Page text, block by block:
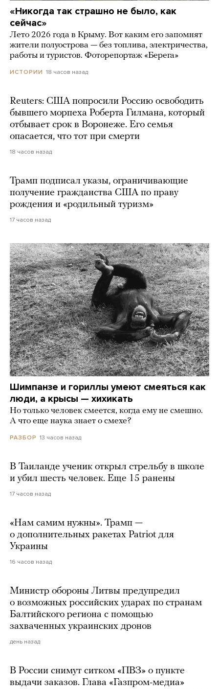
«Никогда так страшно не было, как
сейчас»
Лето 2026 года в Крыму. Вот каким его запомнят
жители полуострова — без топлива, электричества,
работы и туристов. Фоторепортаж «Берега»
ИСТОРИИ 18 часов назад
Reuters: США попросили Россию освободить
бывшего морпеха Роберта Гилмана, который
отбывает срок в Воронеже. Его семья
опасается, что тот при смерти
18 часов назад
Трамп подписал указы, ограничивающие
получение гражданства США по праву
рождения и «родильный туризм»
17 часов назад
Шимпанзе и гориллы умеют смеяться как
люди, а крысы — хихикать
Но только человек смеется, когда ему не смешно.
А что еще наука знает о смехе?
РАЗБОР 13 часов назад
В Таиланде ученик открыл стрельбу в школе
и убил шесть человек. Еще 15 ранены
17 часов назад
«Нам самим нужны». Трамп —
о дополнительных ракетах Patriot для
Украины
16 часов назад
Министр обороны Литвы предупредил
о возможных российских ударах по странам
Балтийского региона с помощью
захваченных украинских дронов
день назад
В России снимут ситком «ПВЗ» о пункте
выдачи заказов. Глава «Газпром-медиа»